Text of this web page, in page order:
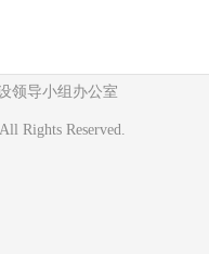
领导小组办公室
Rights Reserved.